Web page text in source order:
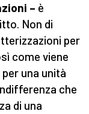
– è
Non di
per
come viene
una unità
che
di una